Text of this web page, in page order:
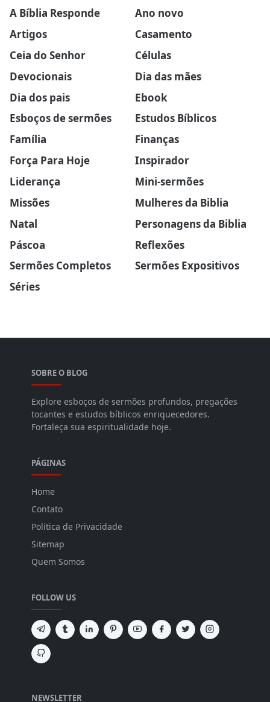
A Bíblia Responde
Ano novo
Artigos
Casamento
Ceia do Senhor
Células
Devocionais
Dia das mães
Dia dos pais
Ebook
Esboços de sermões
Estudos Bíblicos
Família
Finanças
Força Para Hoje
Inspirador
Liderança
Mini-sermões
Missões
Mulheres da Biblia
Natal
Personagens da Biblia
Páscoa
Reflexões
Sermões Completos
Sermões Expositivos
Séries
SOBRE O BLOG
Explore esboços de sermões profundos, pregações
tocantes e estudos bíblicos enriquecedores.
Fortaleça sua espiritualidade hoje.
PÁGINAS
Home
Contato
Politica de Privacidade
Sitemap
Quem Somos
FOLLOW US
NEWSLETTER